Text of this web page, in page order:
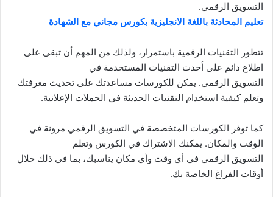
التسويق الرقمي.
تعليم المحادثة باللغة الانجليزية بكورس مجاني مع الشهادة
تتطور التقنيات الرقمية باستمرار، ولذلك من المهم أن تبقى على
اطلاع دائم على أحدث التقنيات المستخدمة في
التسويق الرقمي. يمكن للكورسات مساعدتك على تحديث معرفتك
وتعلم كيفية استخدام التقنيات الحديثة في الحملات الإعلانية.
كما توفر الكورسات المتخصصة في التسويق الرقمي مرونة في
الوقت والمكان. يمكنك الاشتراك في الكورس وتعلم
التسويق الرقمي في أي وقت وأي مكان يناسبك، بما في ذلك خلال
أوقات الفراغ الخاصة بك.